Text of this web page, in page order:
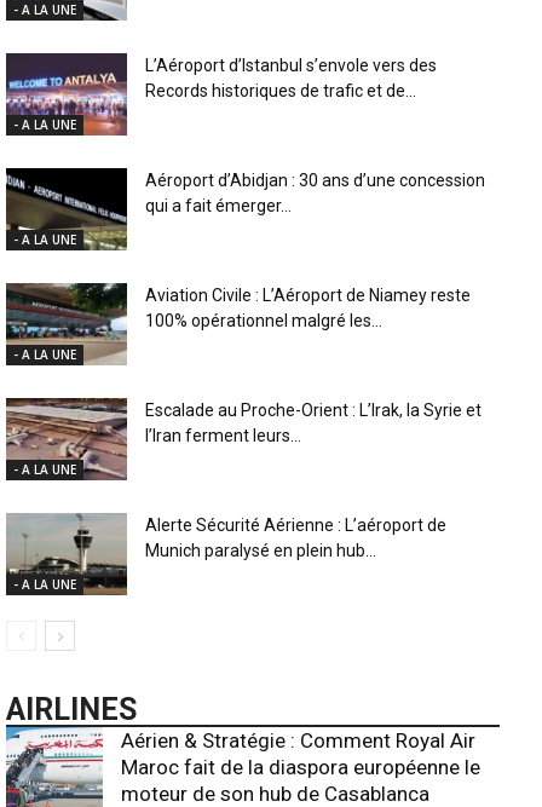
- A LA UNE
- A LA UNE
L’Aéroport d’Istanbul s’envole vers des
Records historiques de trafic et de...
- A LA UNE
Aéroport d’Abidjan : 30 ans d’une concession
qui a fait émerger...
- A LA UNE
Aviation Civile : L’Aéroport de Niamey reste
100% opérationnel malgré les...
- A LA UNE
Escalade au Proche-Orient : L’Irak, la Syrie et
l’Iran ferment leurs...
- A LA UNE
Alerte Sécurité Aérienne : L’aéroport de
Munich paralysé en plein hub...
AIRLINES
Aérien & Stratégie : Comment Royal Air
Maroc fait de la diaspora européenne le
moteur de son hub de Casablanca